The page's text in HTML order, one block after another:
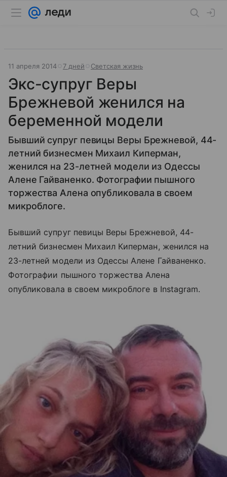
11 апреля 2014 7 дней Светская жизнь
Экс-супруг Веры
Брежневой женился на
беременной модели
Бывший супруг певицы Веры Брежневой, 44-
летний бизнесмен Михаил Киперман,
женился на 23-летней модели из Одессы
Алене Гайваненко. Фотографии пышного
торжества Алена опубликовала в своем
микроблоге.
Бывший супруг певицы Веры Брежневой, 44-
летний бизнесмен Михаил Киперман, женился на
23-летней модели из Одессы Алене Гайваненко.
Фотографии пышного торжества Алена
опубликовала в своем микроблоге в Instagram.